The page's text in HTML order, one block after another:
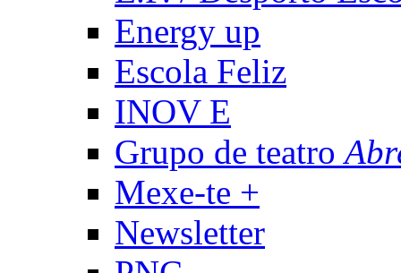
Energy up
Escola Feliz
INOV E
Grupo de teatro
Mexe-te +
Newsletter